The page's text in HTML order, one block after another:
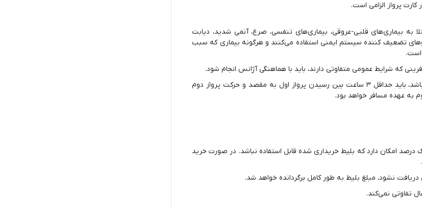
پرواز الزامی است.
به بیماری‌های قلبی-عروقی، بیماری‌های تنفسی، صرع، آنمی شدید، دیابت
تضعیف کننده سیستم ایمنی استفاده می‌کنند و هرگونه بیماری که سبب
است.
که شرایط عمومی متفاوتی دارند، باید با هماهنگی آژانس انجام شود.
در صورتی که مسافر تمایل به خرید بلیط دو پرواز متوالی داشته باشد، باید حداقل ۳ ساعت بین رسیدن پرواز اول به مقصد و حرکت پرواز دوم
به عهده مسافر خواهد بود.
امکان دارد که بلیط خریداری شده قابل استفاده نباشد. در صورت خرید
نشود، مبلغ بلیط به طور کامل برگردانده خواهد شد.